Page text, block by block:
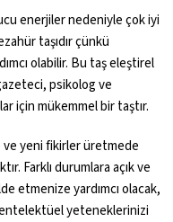
enerjiler nedeniyle çok iyi
taşıdır çünkü
olabilir. Bu taş eleştirel
psikolog ve
için mükemmel bir taştır.
yeni fikirler üretmede
Farklı durumlara açık ve
etmenize yardımcı olacak,
entelektüel yeteneklerinizi